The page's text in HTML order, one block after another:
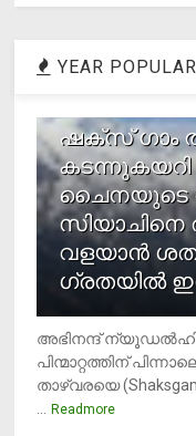
YEAR POPULAR
ഷക്സ് ​ഗാം
കടന്നുകയറി
ചൈനയുടെ
വളയാൻ
ഗ്രതയിൽ
അഭിനന്ദ് ന്യൂഡൽഹി
പിന്മാറ്റത്തിന്
താഴ്‌വരയെ
Readmore